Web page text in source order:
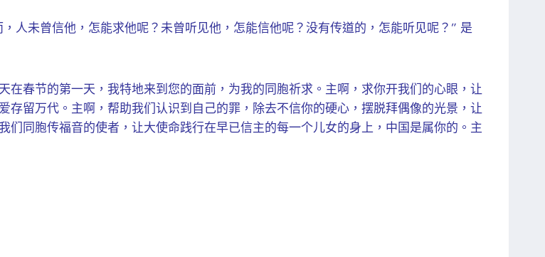
人未曾信他，怎能求他呢？未曾听见他，怎能信他呢？没有传道的，怎能听见呢？” 是
春节的第一天，我特地来到您的面前，为我的同胞祈求。主啊，求你开我们的心眼，让
留万代。主啊，帮助我们认识到自己的罪，除去不信你的硬心，摆脱拜偶像的光景，让
同胞传福音的使者，让大使命践行在早已信主的每一个儿女的身上，中国是属你的。主